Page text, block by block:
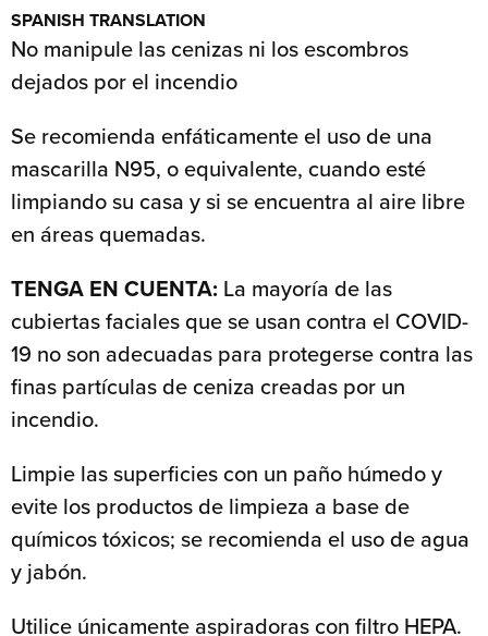
SPANISH TRANSLATION
No manipule las cenizas ni los escombros
dejados por el incendio
Se recomienda enfáticamente el uso de una
mascarilla N95, o equivalente, cuando esté
limpiando su casa y si se encuentra al aire libre
en áreas quemadas.
TENGA EN CUENTA: La mayoría de las
cubiertas faciales que se usan contra el COVID-
19 no son adecuadas para protegerse contra las
finas partículas de ceniza creadas por un
incendio.
Limpie las superficies con un paño húmedo y
evite los productos de limpieza a base de
químicos tóxicos; se recomienda el uso de agua
y jabón.
Utilice únicamente aspiradoras con filtro HEPA.